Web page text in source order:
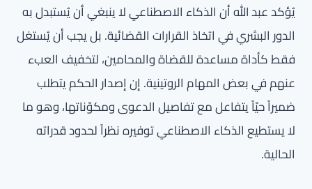
يُؤكد عبد الله أن الذكاء الاصطناعي لا ينبغي أن يُستبدل به
الدور البشري في اتخاذ القرارات القضائية. بل يجب أن يُستغل
فقط كأداة مساعدة للقضاة والمحامين، لتخفيف العبء
عنهم في بعض المهام الروتينية. إن إصدار الحكم يتطلب
ضميراً حيّاً يتفاعل مع تفاصيل الدعوى ومكوّناتها، وهو ما
لا يستطيع الذكاء الاصطناعي توفيره نظراً لحدود قدراته
الحالية.